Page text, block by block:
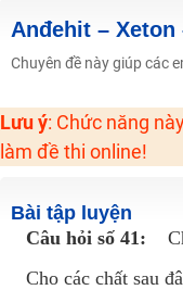
Hot! Lễ hội đồng giá
Đồng giá khóa học
Khai giảng các khóa
Luyện thi vào lớp 10
Anđehit –
Chuyên đề này giúp các
Lưu ý: Chức năng
làm đề thi online!
Bài tập luyện
Câu hỏi số 41:
Cho các chất sau